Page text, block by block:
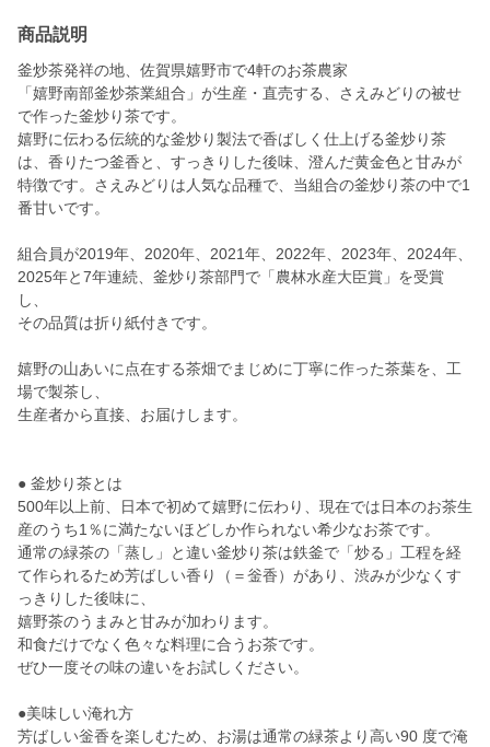
商品説明
釜炒茶発祥の地、佐賀県嬉野市で4軒のお茶農家
「嬉野南部釜炒茶業組合」が生産・直売する、さえみどりの被せ
で作った釜炒り茶です。
嬉野に伝わる伝統的な釜炒り製法で香ばしく仕上げる釜炒り茶
は、香りたつ釜香と、すっきりした後味、澄んだ黄金色と甘みが
特徴です。さえみどりは人気な品種で、当組合の釜炒り茶の中で1
番甘いです。
組合員が2019年、2020年、2021年、2022年、2023年、2024年、
2025年と7年連続、釜炒り茶部門で「農林水産大臣賞」を受賞
し、
その品質は折り紙付きです。
嬉野の山あいに点在する茶畑でまじめに丁寧に作った茶葉を、工
場で製茶し、
生産者から直接、お届けします。
● 釜炒り茶とは
500年以上前、日本で初めて嬉野に伝わり、現在では日本のお茶生
産のうち1％に満たないほどしか作られない希少なお茶です。
通常の緑茶の「蒸し」と違い釜炒り茶は鉄釜で「炒る」工程を経
て作られるため芳ばしい香り（＝釡香）があり、渋みが少なくす
っきりした後味に、
嬉野茶のうまみと甘みが加わります。
和食だけでなく色々な料理に合うお茶です。
ぜひ一度その味の違いをお試しください。
●美味しい淹れ方
芳ばしい釡香を楽しむため、お湯は通常の緑茶より高い90 度で淹